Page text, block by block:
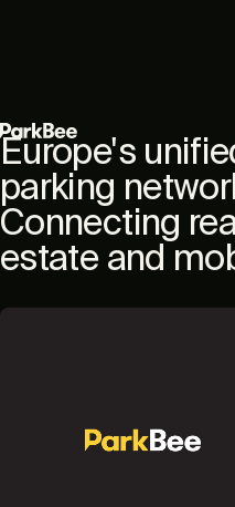
Europe's
parking
Connecting
estate and